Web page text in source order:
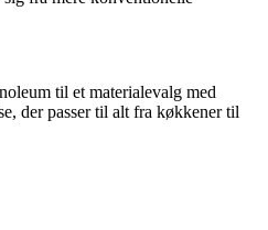
til et materialevalg med
der passer til alt fra køkkener til